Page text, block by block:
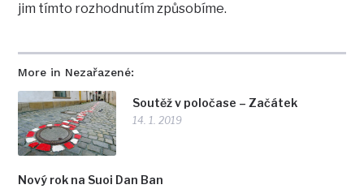
More in Nezařazené:
Soutěž v poločase – Začátek
14. 1. 2019
Nový rok na Suoi Dan Ban
jim tímto rozhodnutím způsobíme.